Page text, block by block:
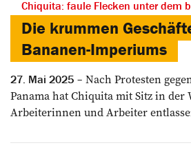
Chiquita: faule Flecken unter dem
Die krummen
Bananen-Imperiums
27. Mai 2025
Nach Protesten
Panama hat Chiquita mit Sitz in der
Arbeiterinnen und Arbeiter